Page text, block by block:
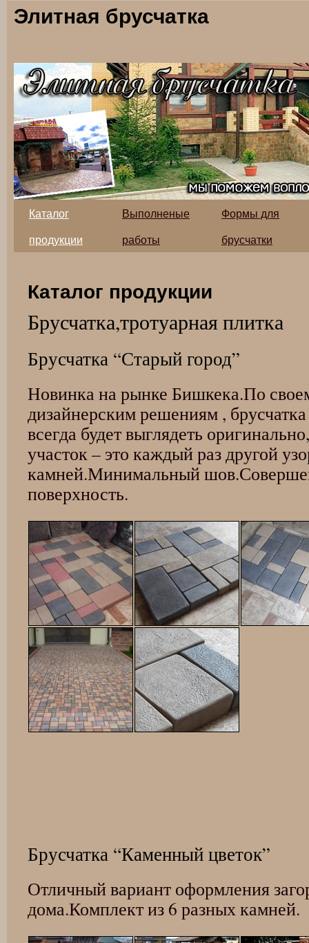
Элитная брусчатка
Каталог
продукции
Выполненые
работы
Формы для
брусчатки
Каталог продукции
Брусчатка,тротуарная плитка
Брусчатка “Старый город”
Новинка на рынке Бишкека.По
дизайнерским решениям ,
всегда будет выглядеть
участок – это каждый раз другой
камней.Минимальный
поверхность.
Брусчатка “Каменный цветок”
Отличный вариант оформления
дома.Комплект из 6 разных камней.